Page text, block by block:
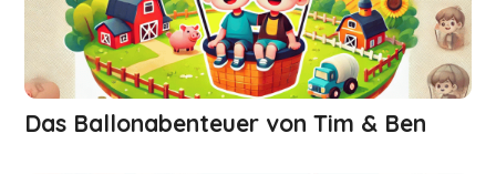
Das Ballonabenteuer von Tim & Ben